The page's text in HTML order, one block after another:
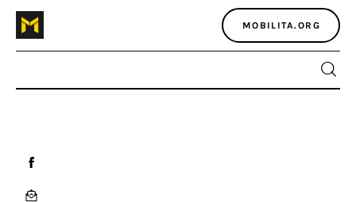
MOBILITA.ORG
Atlante dei masters